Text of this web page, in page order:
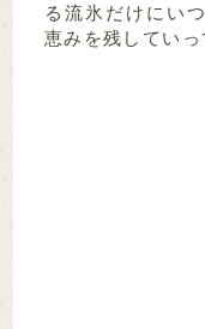
る流氷だけにい
恵みを残していっ